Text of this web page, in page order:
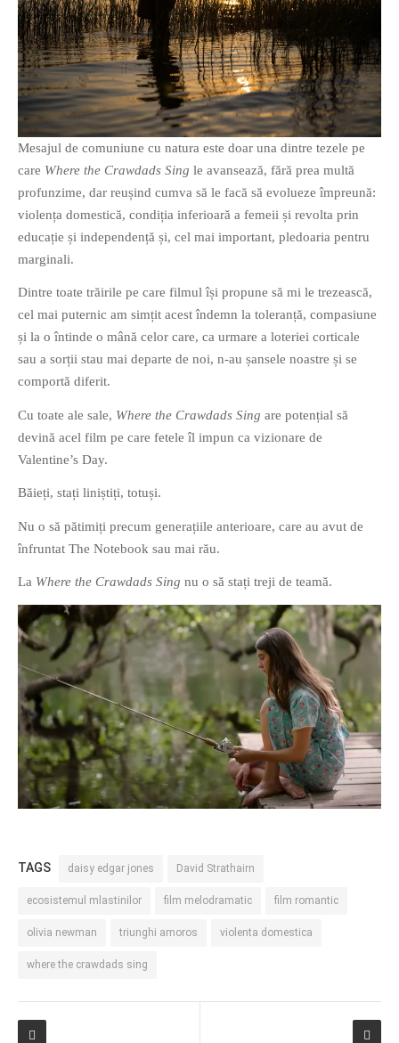
Mesajul de comuniune cu natura este doar una dintre tezele pe
care Where the Crawdads Sing le avansează, fără prea multă
profunzime, dar reușind cumva să le facă să evolueze împreună:
violența domestică, condiția inferioară a femeii și revolta prin
educație și independență și, cel mai important, pledoaria pentru
marginali.
Dintre toate trăirile pe care filmul își propune să mi le trezească,
cel mai puternic am simțit acest îndemn la toleranță, compasiune
și la o întinde o mână celor care, ca urmare a loteriei corticale
sau a sorții stau mai departe de noi, n-au șansele noastre și se
comportă diferit.
Cu toate ale sale, Where the Crawdads Sing are potențial să
devină acel film pe care fetele îl impun ca vizionare de
Valentine’s Day.
Băieți, stați liniștiți, totuși.
Nu o să pătimiți precum generațiile anterioare, care au avut de
înfruntat The Notebook sau mai rău.
La Where the Crawdads Sing nu o să stați treji de teamă.
TAGS daisy edgar jones David Strathairn
ecosistemul mlastinilor film melodramatic film romantic
olivia newman triunghi amoros violenta domestica
where the crawdads sing